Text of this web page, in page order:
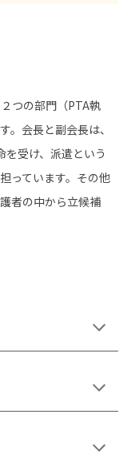
つの部門（PTA執
。会長と副会長は、
を受け、派遣という
っています。その他
者の中から立候補